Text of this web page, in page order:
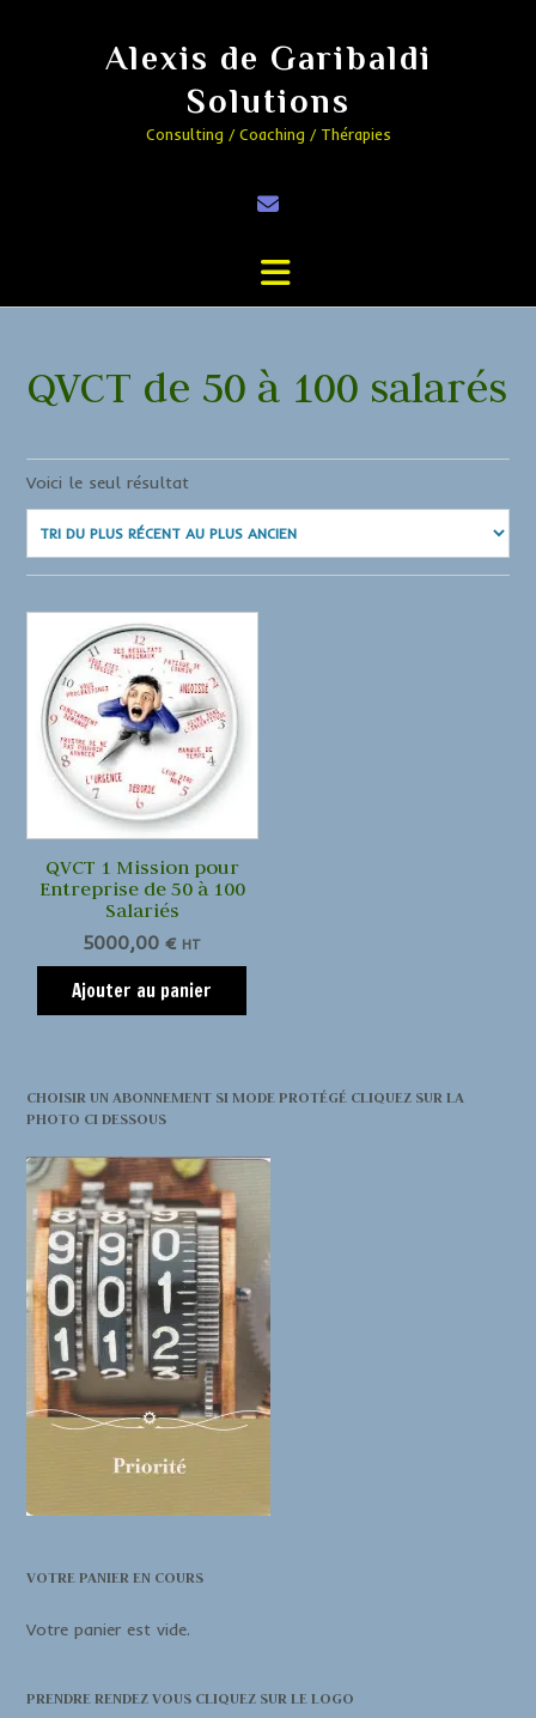
Alexis de Garibaldi
Solutions
Consulting / Coaching / Thérapies
QVCT de 50 à 100 salarés
Voici le seul résultat
QVCT 1 Mission pour
Entreprise de 50 à 100
Salariés
5000,00€ HT
Ajouter au panier
CHOISIR UN ABONNEMENT SI MODE PROTÉGÉ CLIQUEZ SUR LA
PHOTO CI DESSOUS
VOTRE PANIER EN COURS
Votre panier est vide.
PRENDRE RENDEZ VOUS CLIQUEZ SUR LE LOGO